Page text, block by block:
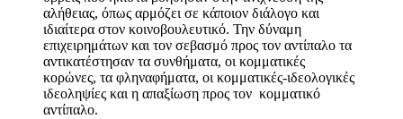
αλήθειας, όπως αρμόζει σε κάποιον διάλογο και
ιδιαίτερα στον κοινοβουλευτικό. Την δύναμη
επιχειρημάτων και τον σεβασμό προς τον αντίπαλο τα
αντικατέστησαν τα συνθήματα, οι κομματικές
κορώνες, τα φληναφήματα, οι κομματικές-ιδεολογικές
ιδεοληψίες και η απαξίωση προς τον κομματικό
αντίπαλο.